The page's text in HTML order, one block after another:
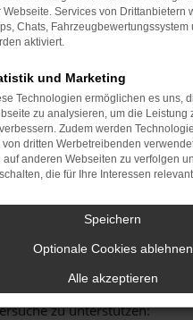
kann manchmal helfen,
zu beheben.
auf dem
Software birgt nicht nur
sondern kann
dass bestimmte
werden.
dich an den
du alle oben genannten
kontaktiere uns bitte. Wir
das Problem zu
Text schicken, um uns
zu unterstützen:
Webseite. Services von Drittanbietern
Chats, Fahrzeugbewertungssystem
aktiviert.
und Marketing
Technologien ermöglichen es uns,
zu analysieren, um die Leistung
Zudem werden
von dritten Werbetreibenden
auf anderen Webseiten zu verfolgen
die für Ihre Interessen
Speichern
Optionale Cookies ablehnen
Alle akzeptieren